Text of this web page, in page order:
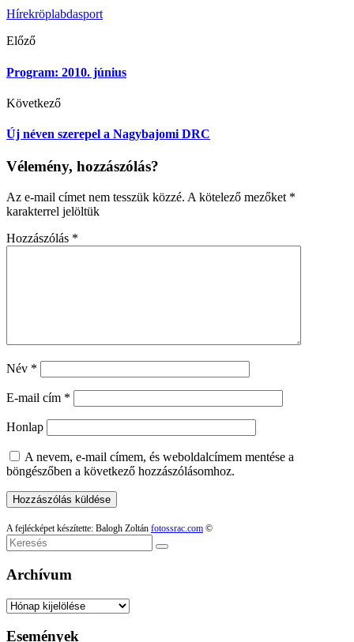
Hírekröplabdasport
Előző
Program: 2010. június
Következő
Új néven szerepel a Nagybajomi DRC
Vélemény, hozzászólás?
Az e-mail címet nem tesszük közzé. A kötelező mezőket *
karakterrel jelöltük
Hozzászólás *
Név *
E-mail cím *
Honlap
A nevem, e-mail címem, és weboldalcímem mentése a
böngészőben a következő hozzászólásomhoz.
A fejlécképet készítette: Balogh Zoltán fotossrac.com ©
Keresés
Archívum
Archívum
Események